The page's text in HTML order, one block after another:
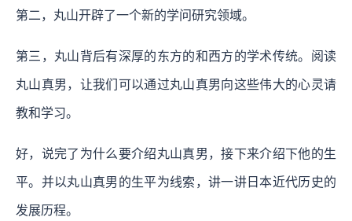
第二，丸山开辟了一个新的学问研究领域。
第三，丸山背后有深厚的东方的和西方的学术传统。阅读
丸山真男，让我们可以通过丸山真男向这些伟大的心灵请
教和学习。
好，说完了为什么要介绍丸山真男，接下来介绍下他的生
平。并以丸山真男的生平为线索，讲一讲日本近代历史的
发展历程。